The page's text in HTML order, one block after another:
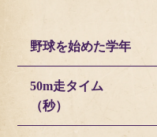
野球を始めた学年
50m走タイム
（秒）